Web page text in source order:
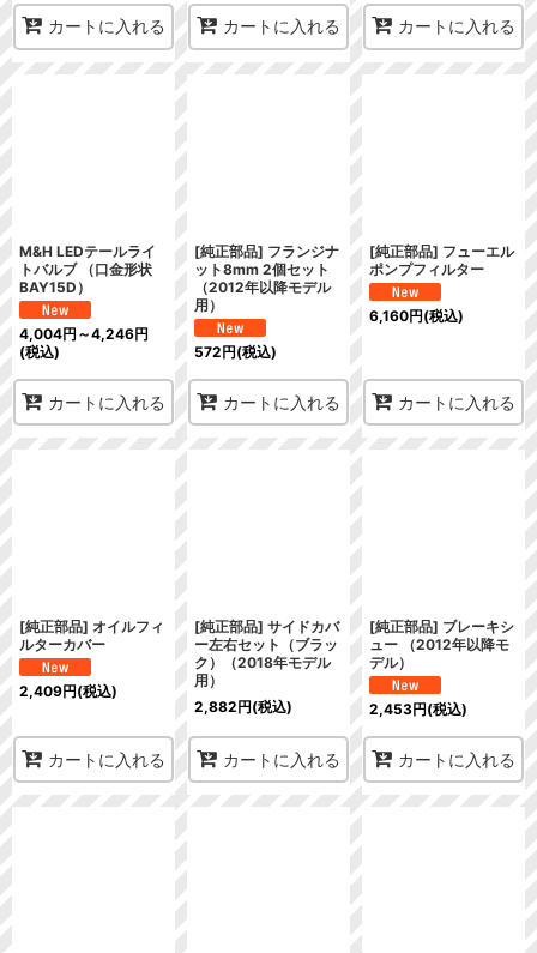
カートに入れる カートに入れる カートに入れる
M&H LEDテールライ
トバルブ （口金形状
BAY15D）
4,004円 ～4,246円
(税込)
カートに入れる
[純正部品] フランジナ
ット8mm 2個セット
（2012年以降モデル
用）
572円(税込)
カートに入れる
[純正部品] フューエル
ポンプフィルター
6,160円(税込)
カートに入れる
[純正部品] オイルフィ
ルターカバー
2,409円(税込)
カートに入れる
[純正部品] サイドカバ
ー左右セット（ブラッ
ク）（2018年モデル
用）
2,882円(税込)
カートに入れる
[純正部品] ブレーキシ
ュー （2012年以降モ
デル）
2,453円(税込)
カートに入れる